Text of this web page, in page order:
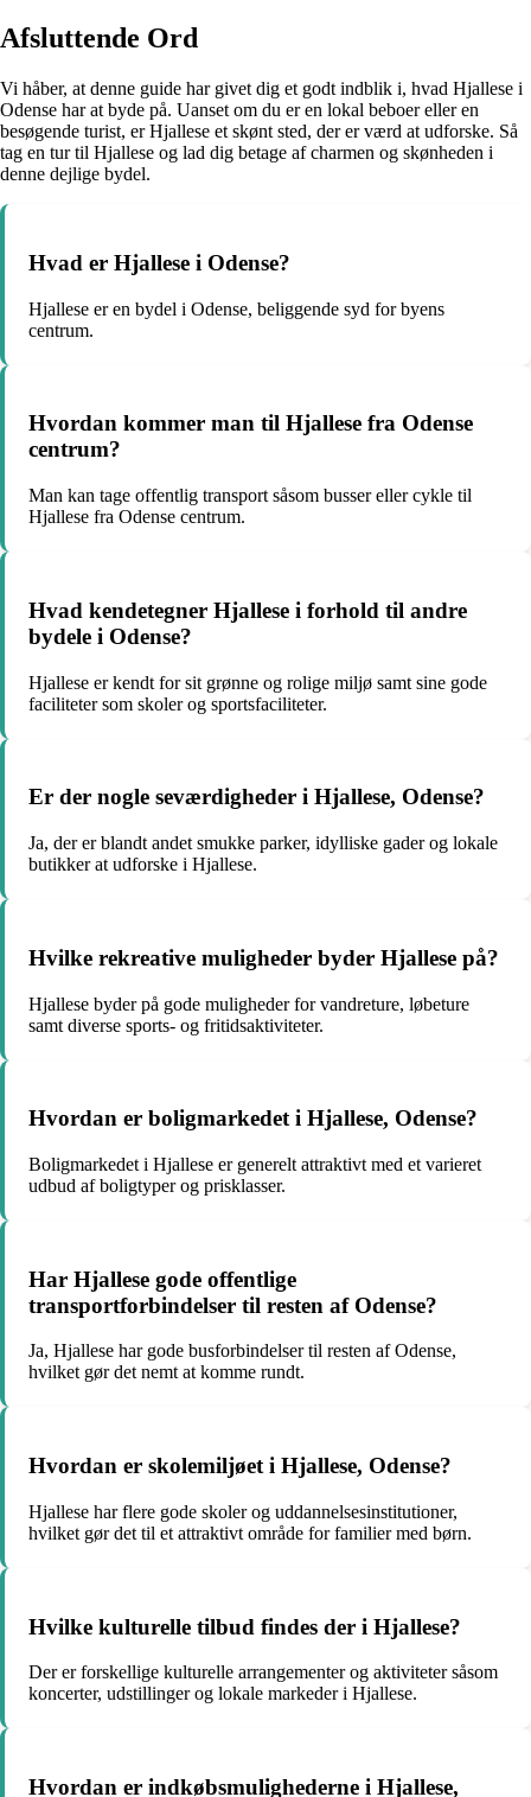
Afsluttende Ord
Vi håber, at denne guide har givet dig et godt indblik i, hvad Hjallese i
Odense har at byde på. Uanset om du er en lokal beboer eller en
besøgende turist, er Hjallese et skønt sted, der er værd at udforske. Så
tag en tur til Hjallese og lad dig betage af charmen og skønheden i
denne dejlige bydel.
Hvad er Hjallese i Odense?
Hjallese er en bydel i Odense, beliggende syd for byens
centrum.
Hvordan kommer man til Hjallese fra Odense
centrum?
Man kan tage offentlig transport såsom busser eller cykle til
Hjallese fra Odense centrum.
Hvad kendetegner Hjallese i forhold til andre
bydele i Odense?
Hjallese er kendt for sit grønne og rolige miljø samt sine gode
faciliteter som skoler og sportsfaciliteter.
Er der nogle seværdigheder i Hjallese, Odense?
Ja, der er blandt andet smukke parker, idylliske gader og lokale
butikker at udforske i Hjallese.
Hvilke rekreative muligheder byder Hjallese på?
Hjallese byder på gode muligheder for vandreture, løbeture
samt diverse sports- og fritidsaktiviteter.
Hvordan er boligmarkedet i Hjallese, Odense?
Boligmarkedet i Hjallese er generelt attraktivt med et varieret
udbud af boligtyper og prisklasser.
Har Hjallese gode offentlige
transportforbindelser til resten af Odense?
Ja, Hjallese har gode busforbindelser til resten af Odense,
hvilket gør det nemt at komme rundt.
Hvordan er skolemiljøet i Hjallese, Odense?
Hjallese har flere gode skoler og uddannelsesinstitutioner,
hvilket gør det til et attraktivt område for familier med børn.
Hvilke kulturelle tilbud findes der i Hjallese?
Der er forskellige kulturelle arrangementer og aktiviteter såsom
koncerter, udstillinger og lokale markeder i Hjallese.
Hvordan er indkøbsmulighederne i Hjallese,